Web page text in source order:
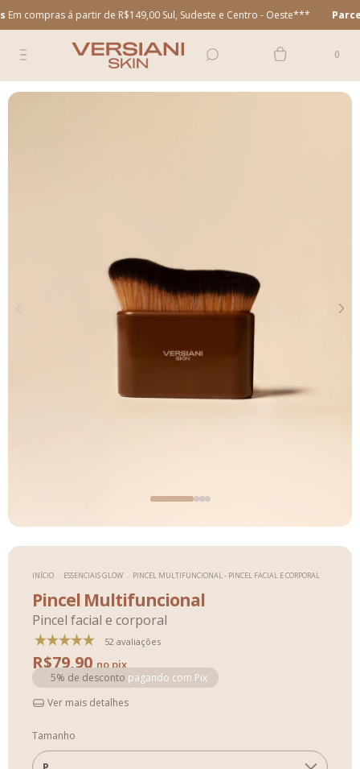
á partir de R$149,00 Sul, Sudeste e Centro - Oeste*** Parcele em
0
INÍCIO . ESSENCIAIS GLOW . PINCEL MULTIFUNCIONAL - PINCEL FACIAL E CORPORAL
Pincel Multifuncional
Pincel facial e corporal
52 avaliações
R$79,90
5% de desconto pagando com Pix
Ver mais detalhes
Tamanho